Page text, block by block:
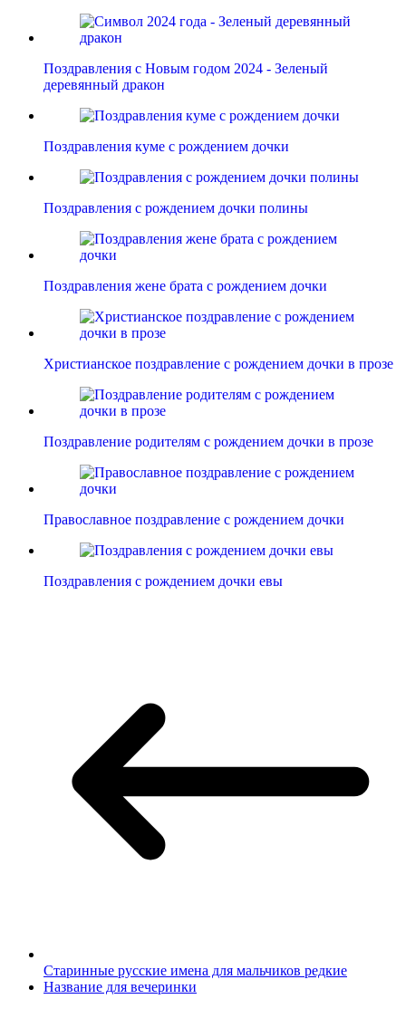
Поздравления с Новым годом 2024 - Зеленый
деревянный дракон
Поздравления куме с рождением дочки
Поздравления с рождением дочки полины
Поздравления жене брата с рождением дочки
Христианское поздравление с рождением дочки в прозе
Поздравление родителям с рождением дочки в прозе
Православное поздравление с рождением дочки
Поздравления с рождением дочки евы
Старинные русские имена для мальчиков редкие
Название для вечеринки